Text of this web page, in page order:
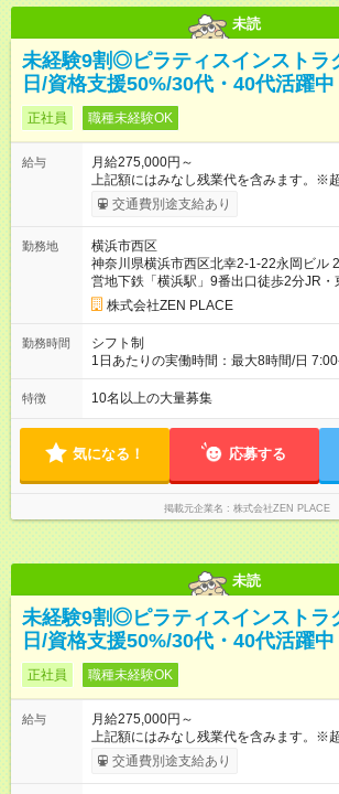
未読
未経験9割◎ピラティスインストラ
日/資格支援50%/30代・40代活躍中
正社員 職種未経験OK
給与
月給275,000円～
上記額にはみなし残業代を含みます。※
ます。 みなし残業代 48,900円／月 みな
上記額にはみなし残業代を含みます。（
900円含む)※試用期間３ヶ月あり（給与/
<年収例> ■理学療法士（PT）出身入社年数：5年
前半 年収：約5，756，000円（＝基本給
考：PT資格を活かし、コース開発・プロダ
出身 入社年数：5年目 年収：約5，560
月＋賞与） 備考：翻訳業務など、グロー
を含む ■研修担当＋リーダー職 入社年数：15年目 年収：約11，
コース開発の担当として貢献手当を含む 【試用期間】試用期間
あり 試用期間の長さ：3ヶ月 雇用形態、
です。
交通費別途支給あり
勤務地
横浜市西区
神奈川県横浜市西区北幸2-1-22永岡ビル
営地下鉄「横浜駅」9番出口徒歩2分JR
線・相鉄線 横浜駅西口徒歩10分みなと
街駅」3番出口徒歩3分京浜急行線 上大
にスタジオがあります！転勤あり全国勤
株式会社ZEN PLACE
勤務時間
シフト制
1日あたりの実働時間：最大8時間/日
の勤務時間は40時間 ※実働8時間（休憩1
特徴 10名以上の大量募集
気になる！ 応募する
掲載元企業名 株式会社ZEN PLACE
未読
未経験9割◎ピラティスインストラ
日/資格支援50%/30代・40代活躍中
正社員 職種未経験OK
給与
月給275,000円～
上記額にはみなし残業代を含みます。※
ます。 みなし残業代 48,900円／月 みな
上記額にはみなし残業代を含みます。（
交通費別途支給あり